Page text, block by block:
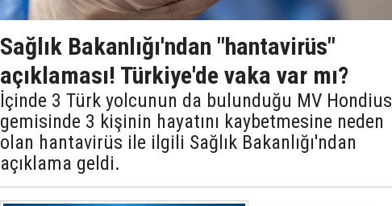
Sağlık Bakanlığı'ndan "hantavirüs"
açıklaması! Türkiye'de vaka var mı?
İçinde 3 Türk yolcunun da bulunduğu MV Hondius
gemisinde 3 kişinin hayatını kaybetmesine neden
olan hantavirüs ile ilgili Sağlık Bakanlığı'ndan
açıklama geldi.